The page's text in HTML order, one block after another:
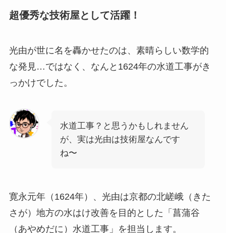
超優秀な技術屋として活躍！
光由が世に名を轟かせたのは、素晴らしい数学的
な発見…ではなく、なんと1624年の水道工事がき
っかけでした。
水道工事？と思うかもしれません
が、実は光由は技術屋なんです
ね〜
寛永元年（1624年）、光由は京都の北嵯峨（きた
さが）地方の水はけ改善を目的とした「菖蒲谷
（あやめだに）水道工事」を担当します。